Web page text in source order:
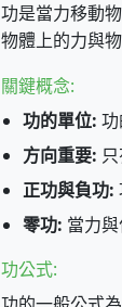
功是當力移動
物體上的力與
關鍵概念:
功的單位:
方向重要:
正功與負功:
零功: 當力
功公式: